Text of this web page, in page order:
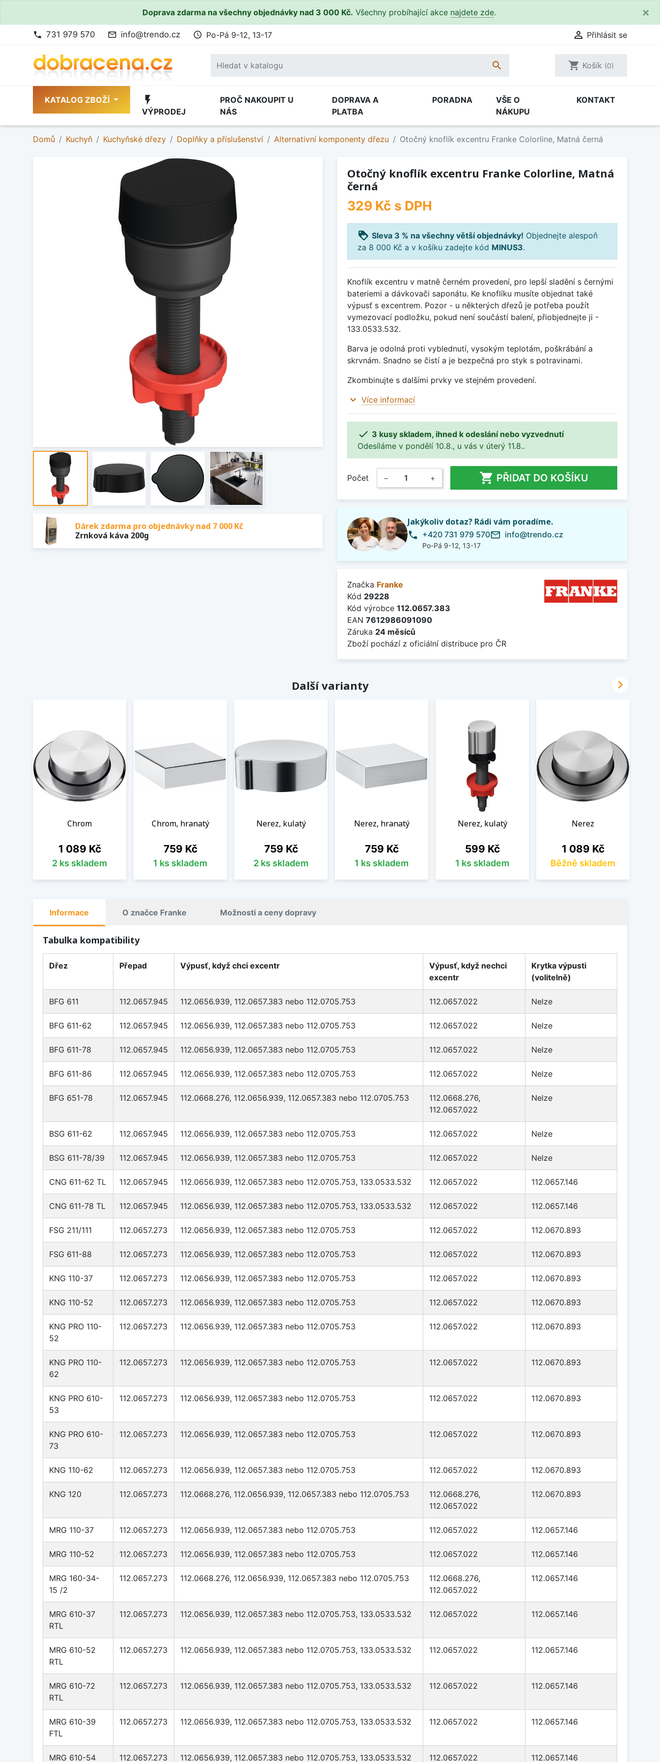
Doprava zdarma na všechny objednávky nad 3 000 Kč. Všechny probíhající akce najdete zde. ×
phone 731 979 570 mail_outline info@trendo.cz access_time Po-Pá 9-12, 13-17  Přihlásit se
 shopping_cart Košík (0)
KATALOG ZBOŽÍ flash_on
VÝPRODEJ
PROČ NAKOUPIT U
NÁS
DOPRAVA A
PLATBA
PORADNA
VŠE O
NÁKUPU
KONTAKT
Domů Kuchyň Kuchyňské dřezy Doplňky a příslušenství Alternativní komponenty dřezu Otočný knoflík excentru Franke Colorline, Matná černá
Dárek zdarma pro objednávky nad 7 000 Kč
Zrnková káva 200g
Otočný knoflík excentru Franke Colorline, Matná
černá
329 Kč s DPH
loyalty Sleva 3 % na všechny větší objednávky! Objednejte alespoň
za 8 000 Kč a v košíku zadejte kód MINUS3.
Knoflík excentru v matně černém provedení, pro lepší sladění s černými
bateriemi a dávkovači saponátu. Ke knoflíku musíte objednat také
výpusť s excentrem. Pozor - u některých dřezů je potřeba použít
vymezovací podložku, pokud není součástí balení, přiobjednejte ji -
133.0533.532.
Barva je odolná proti vyblednutí, vysokým teplotám, poškrábání a
skrvnám. Snadno se čistí a je bezpečná pro styk s potravinami.
Zkombinujte s dalšími prvky ve stejném provedení.
expand_more Více informací
 3 kusy skladem, ihned k odeslání nebo vyzvednutí
Odesíláme v pondělí 10.8., u vás v úterý 11.8..
Počet − +  PŘIDAT DO KOŠÍKU
Jakýkoliv dotaz? Rádi vám poradíme.
phone +420 731 979 570
Po-Pá 9-12, 13-17
mail_outline info@trendo.cz
Značka Franke
Kód 29228
Kód výrobce 112.0657.383
EAN 7612986091090
Záruka 24 měsíců
Zboží pochází z oficiální distribuce pro ČR
Další varianty
Chrom
Cena
1 089 Kč
2 ks skladem
Chrom, hranatý
Cena
759 Kč
1 ks skladem
Nerez, kulatý
Cena
759 Kč
2 ks skladem
Nerez, hranatý
Cena
759 Kč
1 ks skladem
Nerez, kulatý
Cena
599 Kč
1 ks skladem
Nerez
Cena
1 089 Kč
Běžně skladem

Informace O značce Franke Možnosti a ceny dopravy
Tabulka kompatibility
Dřez Přepad Výpusť, když chci excentr
Výpusť, když nechci
excentr
Krytka výpusti
(volitelně)
BFG 611 112.0657.945 112.0656.939, 112.0657.383 nebo 112.0705.753 112.0657.022 Nelze
BFG 611-62 112.0657.945 112.0656.939, 112.0657.383 nebo 112.0705.753 112.0657.022 Nelze
BFG 611-78 112.0657.945 112.0656.939, 112.0657.383 nebo 112.0705.753 112.0657.022 Nelze
BFG 611-86 112.0657.945 112.0656.939, 112.0657.383 nebo 112.0705.753 112.0657.022 Nelze
BFG 651-78 112.0657.945 112.0668.276, 112.0656.939, 112.0657.383 nebo 112.0705.753
112.0668.276,
112.0657.022
Nelze
BSG 611-62 112.0657.945 112.0656.939, 112.0657.383 nebo 112.0705.753 112.0657.022 Nelze
BSG 611-78/39 112.0657.945 112.0656.939, 112.0657.383 nebo 112.0705.753 112.0657.022 Nelze
CNG 611-62 TL 112.0657.945 112.0656.939, 112.0657.383 nebo 112.0705.753, 133.0533.532 112.0657.022 112.0657.146
CNG 611-78 TL 112.0657.945 112.0656.939, 112.0657.383 nebo 112.0705.753, 133.0533.532 112.0657.022 112.0657.146
FSG 211/111 112.0657.273 112.0656.939, 112.0657.383 nebo 112.0705.753 112.0657.022 112.0670.893
FSG 611-88 112.0657.273 112.0656.939, 112.0657.383 nebo 112.0705.753 112.0657.022 112.0670.893
KNG 110-37 112.0657.273 112.0656.939, 112.0657.383 nebo 112.0705.753 112.0657.022 112.0670.893
KNG 110-52 112.0657.273 112.0656.939, 112.0657.383 nebo 112.0705.753 112.0657.022 112.0670.893
KNG PRO 110-
52
112.0657.273 112.0656.939, 112.0657.383 nebo 112.0705.753 112.0657.022 112.0670.893
KNG PRO 110-
62
112.0657.273 112.0656.939, 112.0657.383 nebo 112.0705.753 112.0657.022 112.0670.893
KNG PRO 610-
53
112.0657.273 112.0656.939, 112.0657.383 nebo 112.0705.753 112.0657.022 112.0670.893
KNG PRO 610-
73
112.0657.273 112.0656.939, 112.0657.383 nebo 112.0705.753 112.0657.022 112.0670.893
KNG 110-62 112.0657.273 112.0656.939, 112.0657.383 nebo 112.0705.753 112.0657.022 112.0670.893
KNG 120 112.0657.273 112.0668.276, 112.0656.939, 112.0657.383 nebo 112.0705.753
112.0668.276,
112.0657.022
112.0670.893
MRG 110-37 112.0657.273 112.0656.939, 112.0657.383 nebo 112.0705.753 112.0657.022 112.0657.146
MRG 110-52 112.0657.273 112.0656.939, 112.0657.383 nebo 112.0705.753 112.0657.022 112.0657.146
MRG 160-34-
15 /2
112.0657.273 112.0668.276, 112.0656.939, 112.0657.383 nebo 112.0705.753
112.0668.276,
112.0657.022
112.0657.146
MRG 610-37
RTL
112.0657.273 112.0656.939, 112.0657.383 nebo 112.0705.753, 133.0533.532 112.0657.022 112.0657.146
MRG 610-52
RTL
112.0657.273 112.0656.939, 112.0657.383 nebo 112.0705.753, 133.0533.532 112.0657.022 112.0657.146
MRG 610-72
RTL
112.0657.273 112.0656.939, 112.0657.383 nebo 112.0705.753, 133.0533.532 112.0657.022 112.0657.146
MRG 610-39
FTL
112.0657.273 112.0656.939, 112.0657.383 nebo 112.0705.753, 133.0533.532 112.0657.022 112.0657.146
MRG 610-54 112.0657.273 112.0656.939, 112.0657.383 nebo 112.0705.753, 133.0533.532 112.0657.022 112.0657.146